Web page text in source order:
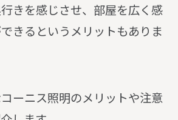
きを感じさせ、部屋を広く感
きるというメリットもありま
ーニス照明のメリットや注意